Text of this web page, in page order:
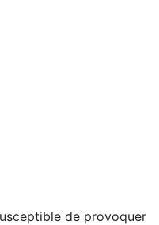
de provoquer